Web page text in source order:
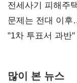
재건"
전세사기 피해주
4만278명
문제는 전대 이
불복'
"1차 투표서 과반
많이 본 뉴스